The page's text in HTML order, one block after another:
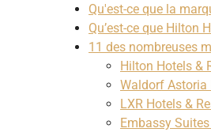
Qu'est-ce que la
Qu’est-ce que Hilton
11 des nombreuses
Hilton Hotels &
Waldorf Astoria
LXR Hotels &
Embassy